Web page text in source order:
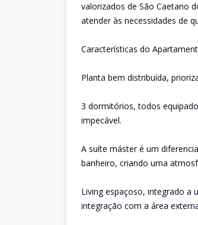
valorizados de São Caetano
atender às necessidades de
Características do
Planta bem distribuída,
3 dormitórios, todos
impecável.
A suíte máster é um
banheiro, criando uma
Living espaçoso, integrado a
integração com a área